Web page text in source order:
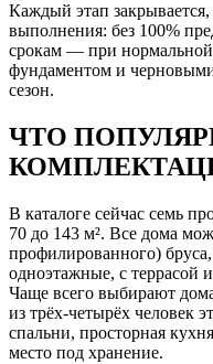
Каждый этап
выполнения: без 100%
срокам — при нормальной
фундаментом и
сезон.
ЧТО
В каталоге сейчас семь
70 до 143 м². Все дома
профилированного)
одноэтажные, с террасой
Чаще всего выбирают
из трёх-четырёх человек
спальни, просторная
место под хранение.